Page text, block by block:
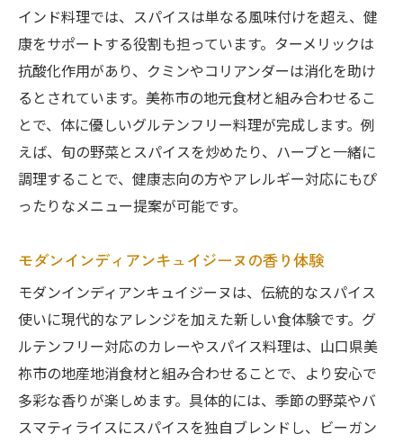
インド料理では、スパイスは単なる風味付けを超え、健
康をサポートする役割も担っています。ターメリックは
抗酸化作用があり、クミンやコリアンダーは消化を助け
るとされています。美祢市の地元食材と組み合わせるこ
とで、体に優しいグルテンフリー料理が完成します。例
えば、旬の野菜とスパイスを炒めたり、ハーブと一緒に
調理することで、健康志向の方やアレルギー対応にもぴ
ったりなメニュー提案が可能です。
モダンインディアンキュイジーヌの香り体験
モダンインディアンキュイジーヌは、伝統的なスパイス
使いに現代的なアレンジを加えた新しい食体験です。グ
ルテンフリー対応のカレーやスパイス料理は、山口県美
祢市の地産地消食材と組み合わせることで、より安心で
多彩な香りが楽しめます。具体的には、季節の野菜やバ
スマティライスにスパイスを独自ブレンドし、ビーガン